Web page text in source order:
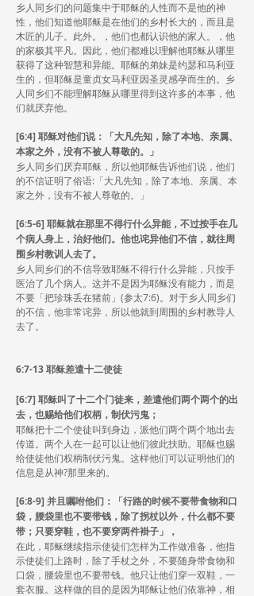
乡人同乡们的问题集中于耶稣的人性而不是他的神
性，他们知道他耶稣是在他们的乡村长大的，而且是
木匠的儿子。此外。，他们也都认识他的家人。，他
的家极其平凡。因此，他们都难以理解他耶稣从哪里
获得了这种智慧和异能。耶稣的弟妹是约瑟和马利亚
生的，但耶稣是童贞女马利亚因圣灵感孕而生的。乡
人同乡们不能理解耶稣从哪里得到这许多的本事，他
们就厌弃他。
[6:4] 耶稣对他们说：「大凡先知，除了本地、亲属、
本家之外，没有不被人尊敬的。」
乡人同乡们厌弃耶稣，所以他耶稣告诉他们说，他们
的不信证明了俗语:「大凡先知，除了本地、亲属、本
家之外，没有不被人尊敬的。」
[6:5-6] 耶稣就在那里不得行什么异能，不过按手在几
个病人身上，治好他们。他也诧异他们不信，就往周
围乡村教训人去了。
乡人同乡们的不信导致耶稣不得行什么异能，只按手
医治了几个病人。这并不是因为耶稣没有能力，而是
不要「把珍珠丢在猪前」(参太7:6)。对于乡人同乡们
的不信，他非常诧异，所以他就到周围的乡村教导人
去了。
6:7-13 耶稣差遣十二使徒
[6:7] 耶稣叫了十二个门徒来，差遣他们两个两个的出
去，也赐给他们权柄，制伏污鬼；
耶稣把十二个使徒叫到身边，派他们两个两个地出去
传道。两个人在一起可以让他们彼此扶助。耶稣也赐
给使徒他们权柄制伏污鬼。这样他们可以证明他们的
信息是从神?那里来的。
[6:8-9] 并且嘱咐他们：「行路的时候不要带食物和口
袋，腰袋里也不要带钱，除了拐杖以外，什么都不要
带；只要穿鞋，也不要穿两件褂子」，
在此，耶稣继续指示使徒们怎样为工作做准备，他指
示使徒们上路时，除了手杖之外，不要随身带食物和
口袋，腰袋里也不要带钱。他只让他们穿一双鞋，一
套衣服。这样做的目的是因为耶稣让他们依靠神，相